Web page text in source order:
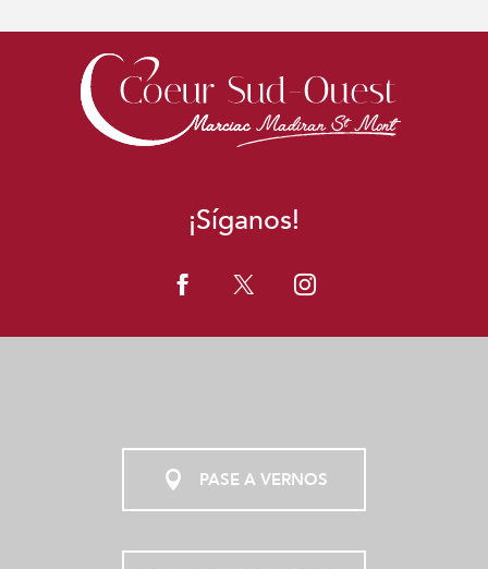
¡Síganos!
PASE A VERNOS